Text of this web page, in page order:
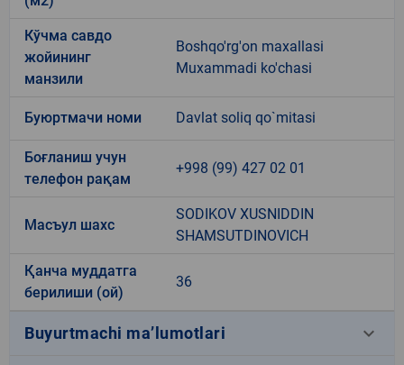
Кўчма савдо
жойининг
манзили
Boshqo'rg'on maxallasi
Muxammadi ko'chasi
Буюртмачи номи Davlat soliq qo`mitasi
Боғланиш учун
телефон рақам
+998 (99) 427 02 01
Масъул шахс
SODIKOV XUSNIDDIN
SHAMSUTDINOVICH
Қанча муддатга
берилиши (ой)
36
Buyurtmachi ma’lumotlari keyboard_arrow_down